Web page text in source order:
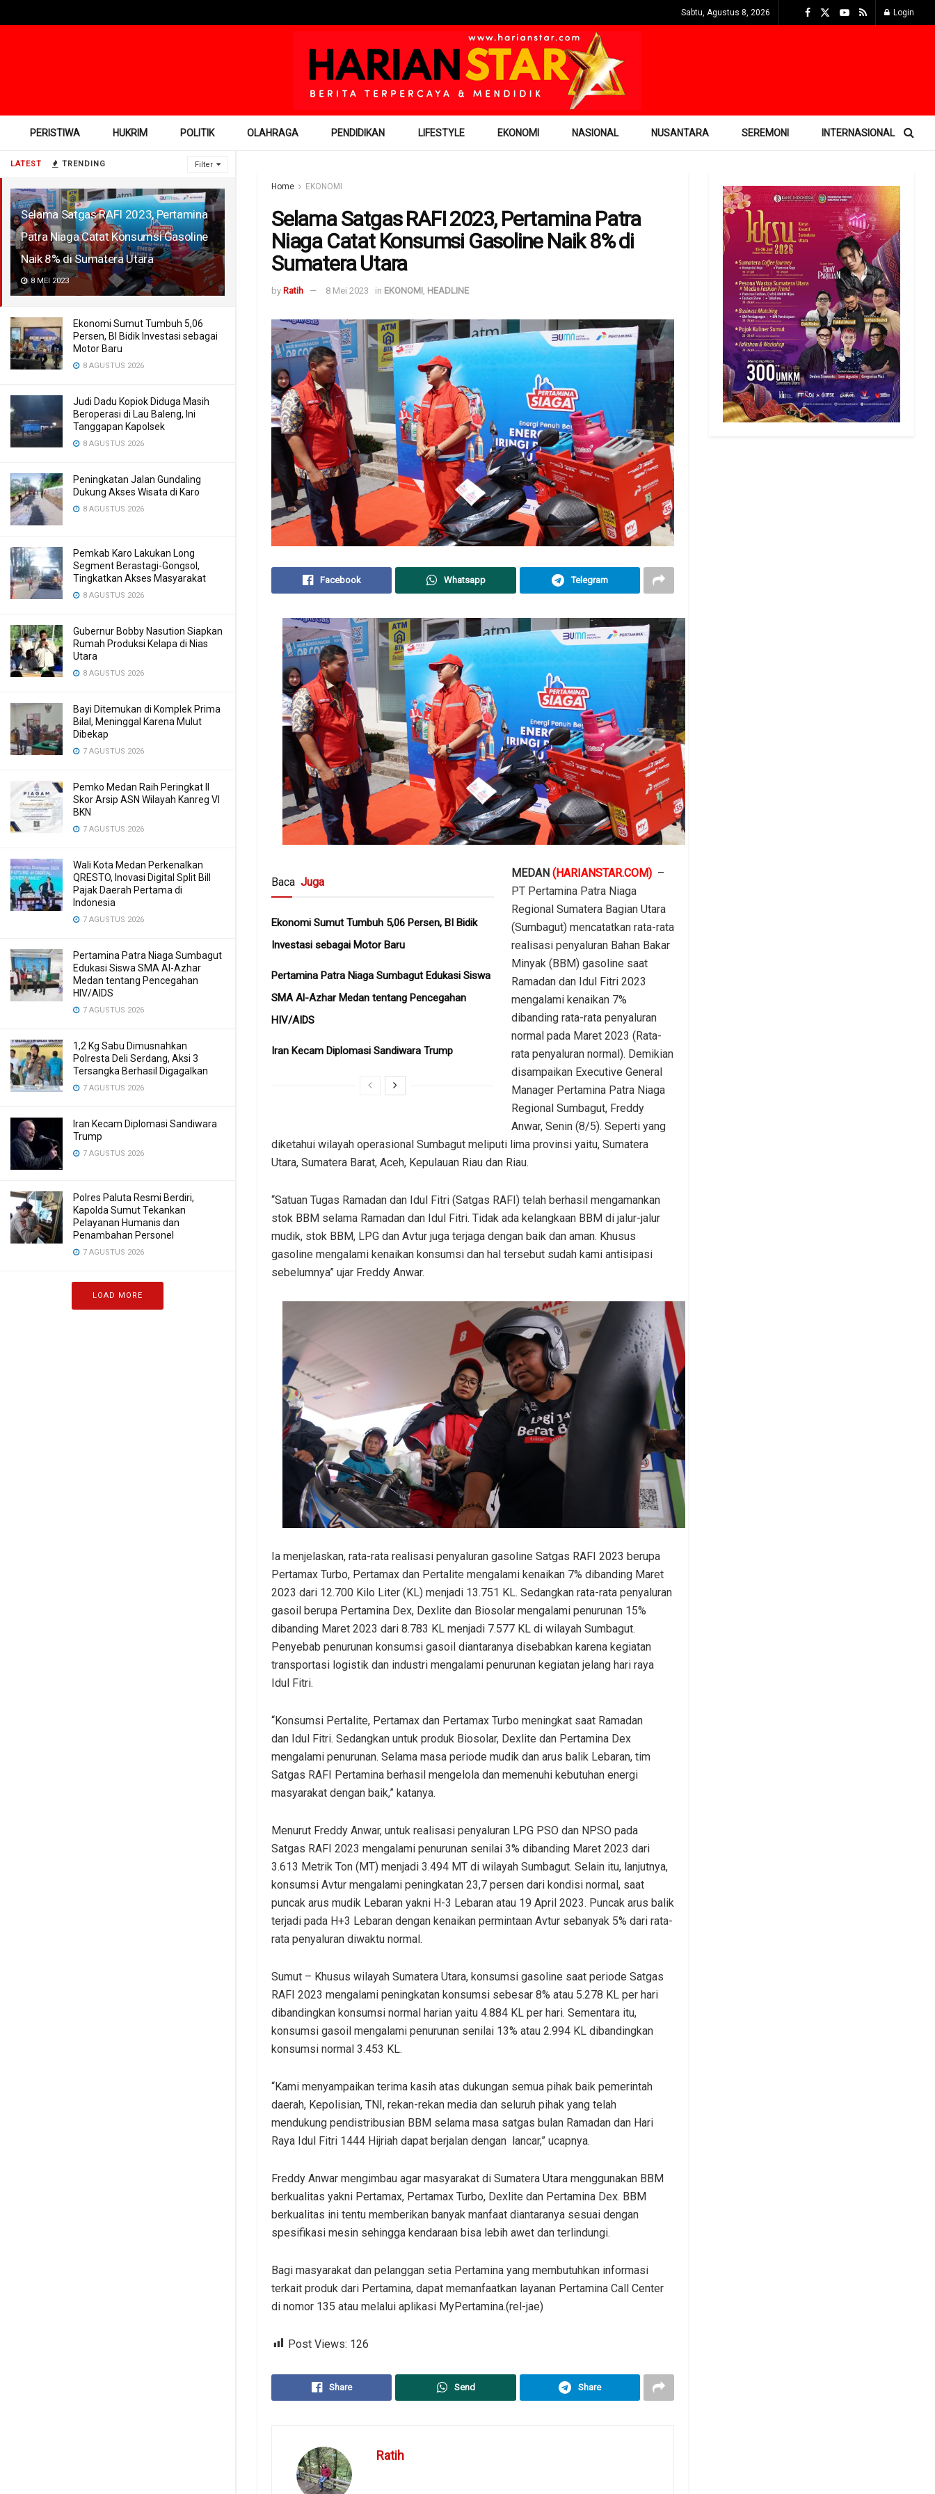
LATEST TRENDING Filter
Selama Satgas RAFI 2023, Pertamina
Patra Niaga Catat Konsumsi Gasoline
Naik 8% di Sumatera Utara
8 MEI 2023
Ekonomi Sumut Tumbuh 5,06
Persen, BI Bidik Investasi sebagai
Motor Baru
8 AGUSTUS 2026
Judi Dadu Kopiok Diduga Masih
Beroperasi di Lau Baleng, Ini
Tanggapan Kapolsek
8 AGUSTUS 2026
Peningkatan Jalan Gundaling
Dukung Akses Wisata di Karo
8 AGUSTUS 2026
Pemkab Karo Lakukan Long
Segment Berastagi-Gongsol,
Tingkatkan Akses Masyarakat
8 AGUSTUS 2026
Gubernur Bobby Nasution Siapkan
Rumah Produksi Kelapa di Nias
Utara
8 AGUSTUS 2026
Bayi Ditemukan di Komplek Prima
Bilal, Meninggal Karena Mulut
Dibekap
7 AGUSTUS 2026
Pemko Medan Raih Peringkat II
Skor Arsip ASN Wilayah Kanreg VI
BKN
7 AGUSTUS 2026
Wali Kota Medan Perkenalkan
QRESTO, Inovasi Digital Split Bill
Pajak Daerah Pertama di
Indonesia
7 AGUSTUS 2026
Pertamina Patra Niaga Sumbagut
Edukasi Siswa SMA Al-Azhar
Medan tentang Pencegahan
HIV/AIDS
7 AGUSTUS 2026
1,2 Kg Sabu Dimusnahkan
Polresta Deli Serdang, Aksi 3
Tersangka Berhasil Digagalkan
7 AGUSTUS 2026
Iran Kecam Diplomasi Sandiwara
Trump
7 AGUSTUS 2026
Polres Paluta Resmi Berdiri,
Kapolda Sumut Tekankan
Pelayanan Humanis dan
Penambahan Personel
7 AGUSTUS 2026
LOAD MORE
Sabtu, Agustus 8, 2026 Login
PERISTIWA HUKRIM POLITIK OLAHRAGA PENDIDIKAN LIFESTYLE EKONOMI NASIONAL NUSANTARA SEREMONI INTERNASIONAL
Home EKONOMI
Selama Satgas RAFI 2023, Pertamina Patra
Niaga Catat Konsumsi Gasoline Naik 8% di
Sumatera Utara
by Ratih 8 Mei 2023 in EKONOMI, HEADLINE
Facebook Whatsapp Telegram
Baca Juga
Ekonomi Sumut Tumbuh 5,06 Persen, BI Bidik
Investasi sebagai Motor Baru
Pertamina Patra Niaga Sumbagut Edukasi Siswa
SMA Al-Azhar Medan tentang Pencegahan
HIV/AIDS
Iran Kecam Diplomasi Sandiwara Trump
MEDAN (HARIANSTAR.COM) –
PT Pertamina Patra Niaga
Regional Sumatera Bagian Utara
(Sumbagut) mencatatkan rata-rata
realisasi penyaluran Bahan Bakar
Minyak (BBM) gasoline saat
Ramadan dan Idul Fitri 2023
mengalami kenaikan 7%
dibanding rata-rata penyaluran
normal pada Maret 2023 (Rata-
rata penyaluran normal). Demikian
disampaikan Executive General
Manager Pertamina Patra Niaga
Regional Sumbagut, Freddy
Anwar, Senin (8/5). Seperti yang
diketahui wilayah operasional Sumbagut meliputi lima provinsi yaitu, Sumatera
Utara, Sumatera Barat, Aceh, Kepulauan Riau dan Riau.
“Satuan Tugas Ramadan dan Idul Fitri (Satgas RAFI) telah berhasil mengamankan
stok BBM selama Ramadan dan Idul Fitri. Tidak ada kelangkaan BBM di jalur-jalur
mudik, stok BBM, LPG dan Avtur juga terjaga dengan baik dan aman. Khusus
gasoline mengalami kenaikan konsumsi dan hal tersebut sudah kami antisipasi
sebelumnya” ujar Freddy Anwar.
Ia menjelaskan, rata-rata realisasi penyaluran gasoline Satgas RAFI 2023 berupa
Pertamax Turbo, Pertamax dan Pertalite mengalami kenaikan 7% dibanding Maret
2023 dari 12.700 Kilo Liter (KL) menjadi 13.751 KL. Sedangkan rata-rata penyaluran
gasoil berupa Pertamina Dex, Dexlite dan Biosolar mengalami penurunan 15%
dibanding Maret 2023 dari 8.783 KL menjadi 7.577 KL di wilayah Sumbagut.
Penyebab penurunan konsumsi gasoil diantaranya disebabkan karena kegiatan
transportasi logistik dan industri mengalami penurunan kegiatan jelang hari raya
Idul Fitri.
“Konsumsi Pertalite, Pertamax dan Pertamax Turbo meningkat saat Ramadan
dan Idul Fitri. Sedangkan untuk produk Biosolar, Dexlite dan Pertamina Dex
mengalami penurunan. Selama masa periode mudik dan arus balik Lebaran, tim
Satgas RAFI Pertamina berhasil mengelola dan memenuhi kebutuhan energi
masyarakat dengan baik,” katanya.
Menurut Freddy Anwar, untuk realisasi penyaluran LPG PSO dan NPSO pada
Satgas RAFI 2023 mengalami penurunan senilai 3% dibanding Maret 2023 dari
3.613 Metrik Ton (MT) menjadi 3.494 MT di wilayah Sumbagut. Selain itu, lanjutnya,
konsumsi Avtur mengalami peningkatan 23,7 persen dari kondisi normal, saat
puncak arus mudik Lebaran yakni H-3 Lebaran atau 19 April 2023. Puncak arus balik
terjadi pada H+3 Lebaran dengan kenaikan permintaan Avtur sebanyak 5% dari rata-
rata penyaluran diwaktu normal.
Sumut – Khusus wilayah Sumatera Utara, konsumsi gasoline saat periode Satgas
RAFI 2023 mengalami peningkatan konsumsi sebesar 8% atau 5.278 KL per hari
dibandingkan konsumsi normal harian yaitu 4.884 KL per hari. Sementara itu,
konsumsi gasoil mengalami penurunan senilai 13% atau 2.994 KL dibandingkan
konsumsi normal 3.453 KL.
“Kami menyampaikan terima kasih atas dukungan semua pihak baik pemerintah
daerah, Kepolisian, TNI, rekan-rekan media dan seluruh pihak yang telah
mendukung pendistribusian BBM selama masa satgas bulan Ramadan dan Hari
Raya Idul Fitri 1444 Hijriah dapat berjalan dengan lancar,” ucapnya.
Freddy Anwar mengimbau agar masyarakat di Sumatera Utara menggunakan BBM
berkualitas yakni Pertamax, Pertamax Turbo, Dexlite dan Pertamina Dex. BBM
berkualitas ini tentu memberikan banyak manfaat diantaranya sesuai dengan
spesifikasi mesin sehingga kendaraan bisa lebih awet dan terlindungi.
Bagi masyarakat dan pelanggan setia Pertamina yang membutuhkan informasi
terkait produk dari Pertamina, dapat memanfaatkan layanan Pertamina Call Center
di nomor 135 atau melalui aplikasi MyPertamina.(rel-jae)
Post Views: 126
Share Send Share
Ratih